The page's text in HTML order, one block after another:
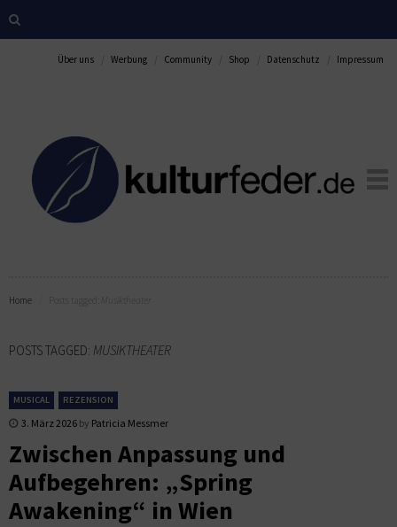
Über uns Werbung Community Shop Datenschutz Impressum
Home
POSTS TAGGED: MUSIKTHEATER
MUSICAL REZENSION
3. März 2026 by Patricia Messmer
Zwischen Anpassung und
Aufbegehren: „Spring
Awakening“ in Wien